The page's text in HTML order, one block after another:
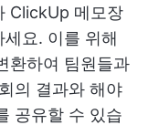
ClickUp 메모장
요. 이를 위해
환하여 팀원들과
의 결과와 해야
공유할 수 있습